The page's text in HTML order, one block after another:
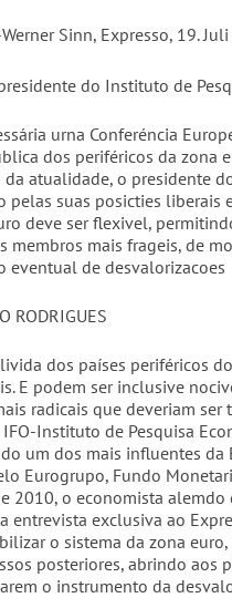
Sinn, Expresso, 19. Juli
do Instituto de
urna Conferéncia
dos periféricos da zona
atualidade, o presidente
pelas suas posicties
deve ser flexivel,
membros mais frageis, de
eventual de desvalorizacoes
RODRIGUES
dos países periféricos
E podem ser inclusive
radicais que deveriam ser
Instituto de Pesquisa
um dos mais influentes da
Eurogrupo, Fundo
2010, o economista
entrevista exclusiva ao
o sistema da zona
posteriores, abrindo aos
o instrumento da